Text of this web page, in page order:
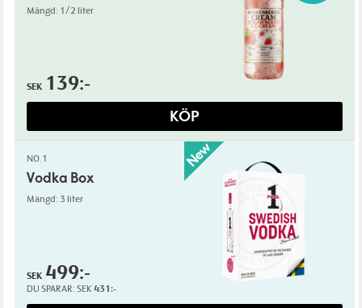
Mängd: 1/2 liter
SEK 139:-
KÖP
NO.1
Vodka Box
Mängd: 3 liter
SEK 499:-
DU SPARAR: SEK 431:-